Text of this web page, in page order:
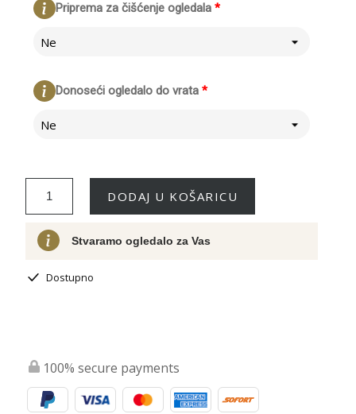
*
Priprema za čišćenje ogledala
Ne
*
Donoseći ogledalo do vrata
Ne
DODAJ U KOŠARICU
Stvaramo ogledalo za Vas
Dostupno
100% secure payments